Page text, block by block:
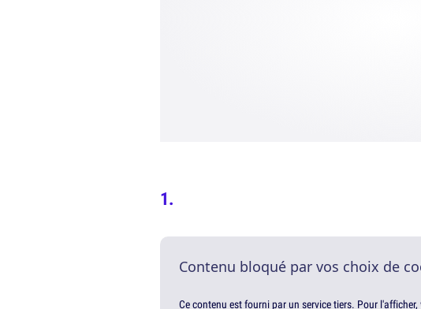
Contenu bloqué par vos choix de
Ce contenu est fourni par un service tiers. Pour